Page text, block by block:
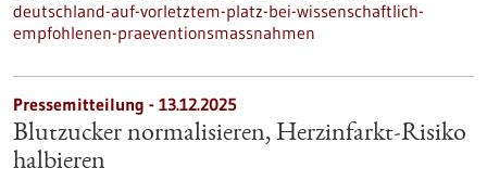
deutschland-auf-vorletztem-platz-bei-wissenschaftlich-
empfohlenen-praeventionsmassnahmen
Pressemitteilung - 13.12.2025
Blutzucker normalisieren, Herzinfarkt-Risiko
halbieren